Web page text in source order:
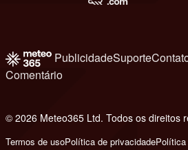
PublicidadeSuporte
Comentário
© 2026 Meteo365 Ltd. Todos os direitos
Termos de usoPolítica de privacidade